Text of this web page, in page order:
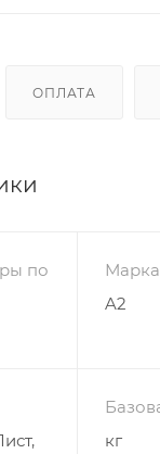
ОПЛАТА
по
Марка
A2
кг